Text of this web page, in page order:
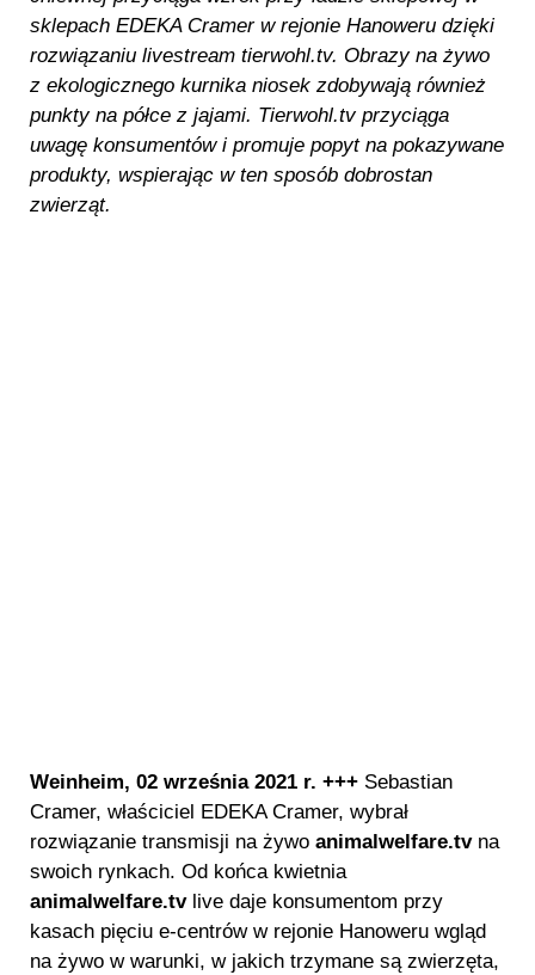
sklepach EDEKA Cramer w rejonie Hanoweru dzięki
rozwiązaniu livestream tierwohl.tv. Obrazy na żywo
z ekologicznego kurnika niosek zdobywają również
punkty na półce z jajami. Tierwohl.tv przyciąga
uwagę konsumentów i promuje popyt na pokazywane
produkty, wspierając w ten sposób dobrostan
zwierząt.
Weinheim, 02 września 2021 r. +++ Sebastian
Cramer, właściciel EDEKA Cramer, wybrał
rozwiązanie transmisji na żywo animalwelfare.tvna
swoich rynkach. Od końca kwietnia
animalwelfare.tvlive daje konsumentom przy
kasach pięciu e-centrów w rejonie Hanoweru wgląd
na żywo w warunki, w jakich trzymane są zwierzęta,